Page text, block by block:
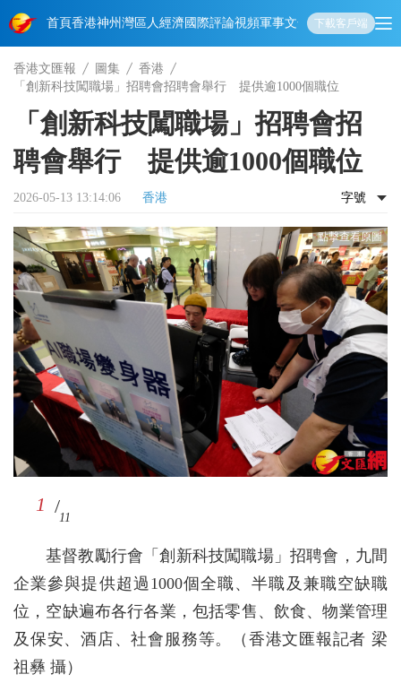
首頁香港神州 灣區人經濟國際評論視頻軍事文化 娛樂生活教育體
下載客戶端
香港文匯報 圖集
香港
「創新科技闖職場」招聘會招聘會舉行 提供逾1000個職位
「創新科技闖職場」招聘會招
聘會舉行 提供逾1000個職位
2026-05-13 13:14:06 香港 字號
1 /
11
基督教勵行會「創新科技闖職場」招聘會，九間
企業參與提供超過1000個全職、半職及兼職空缺職
位，空缺遍布各行各業，包括零售、飲食、物業管理
及保安、酒店、社會服務等。（香港文匯報記者 梁
祖彝 攝）
2 /
11
3 /
11
4 /
11
5 /
11
6 /
11
7 /
11
8 /
11
9 /
11
10 /
11
11 /
11